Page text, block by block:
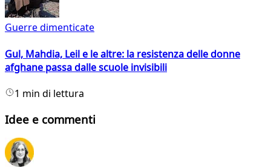
Guerre dimenticate
Gul, Mahdia, Leil e le altre: la resistenza delle donne
afghane passa dalle scuole invisibili
1 min di lettura
Idee e commenti